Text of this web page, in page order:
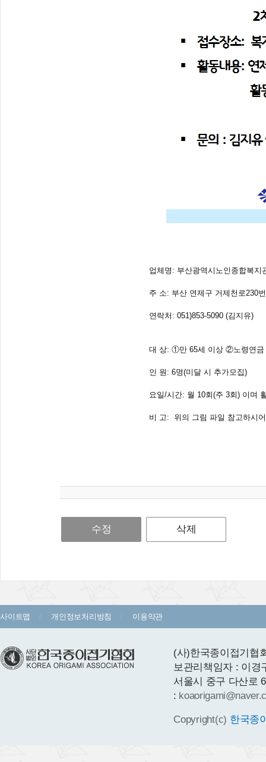
업체명: 부산광역시노인종합복지
주 소: 부산 연제구 거제천로230
연락처: 051)853-5090 (김지유)
대 상: ①만 65세 이상 ②노령연
인 원: 6명(미달 시 추가모집)
요일/시간: 월 10회(주 3회) 이며
비 고: 위의 그림 파일 참고하시
수정 삭제
사이트맵 개인정보처리방침 이용약관
(사)한국종이접기
보관리책임자 : 이경
서울시 중구 다산로
:
Copyright(c) 한국종